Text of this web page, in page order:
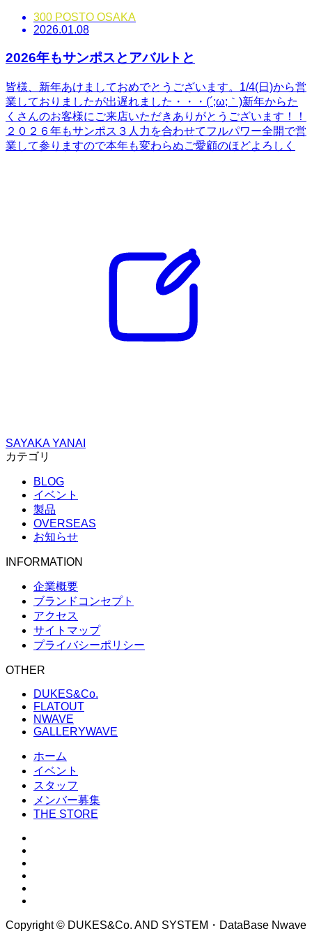
300 POSTO OSAKA
2026.01.08
2026年もサンポスとアバルトと
皆様、新年あけましておめでとうございます。1/4(日)から営
業しておりましたが出遅れました・・・(´;ω;｀)新年からた
くさんのお客様にご来店いただきありがとうございます！！
２０２６年もサンポス３人力を合わせてフルパワー全開で営
業して参りますので本年も変わらぬご愛顧のほどよろしく
SAYAKA YANAI
カテゴリ
BLOG
イベント
製品
OVERSEAS
お知らせ
INFORMATION
企業概要
ブランドコンセプト
アクセス
サイトマップ
プライバシーポリシー
OTHER
DUKES&Co.
FLATOUT
NWAVE
GALLERYWAVE
ホーム
イベント
スタッフ
メンバー募集
THE STORE
Copyright © DUKES&Co. AND SYSTEM・DataBase Nwave